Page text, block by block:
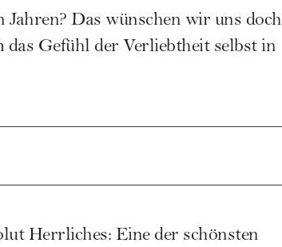
Das wünschen wir uns doch
Gefühl der Verliebtheit selbst in
Herrliches: Eine der schönsten